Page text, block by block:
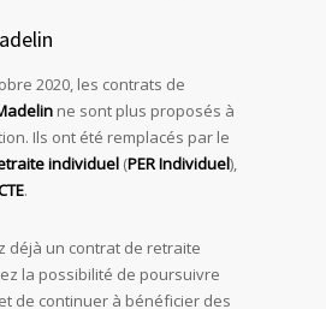
2020, les contrats de
ne sont plus proposés à
Ils ont été remplacés par le
individuel (PER Individuel),
.
déjà un contrat de retraite
la possibilité de poursuivre
de continuer à bénéficier des